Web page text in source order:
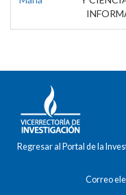
Regresar al Portal de la
Correo